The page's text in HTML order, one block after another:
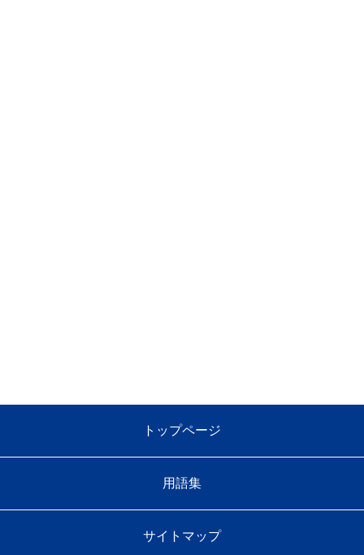
トップページ
用語集
サイトマップ